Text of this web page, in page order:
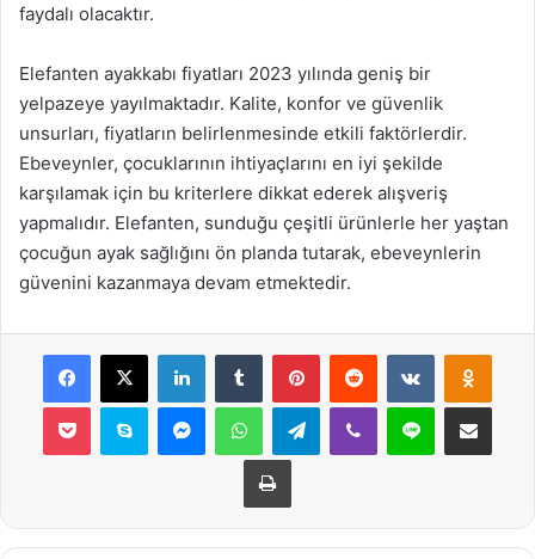
faydalı olacaktır.
Elefanten ayakkabı fiyatları 2023 yılında geniş bir
yelpazeye yayılmaktadır. Kalite, konfor ve güvenlik
unsurları, fiyatların belirlenmesinde etkili faktörlerdir.
Ebeveynler, çocuklarının ihtiyaçlarını en iyi şekilde
karşılamak için bu kriterlere dikkat ederek alışveriş
yapmalıdır. Elefanten, sunduğu çeşitli ürünlerle her yaştan
çocuğun ayak sağlığını ön planda tutarak, ebeveynlerin
güvenini kazanmaya devam etmektedir.
Facebook
X LinkedInTumblr PinterestReddit VKontakte
Pocket Skype MessengerWhatsAppTelegramViber Line E-Posta ile
Yazdır